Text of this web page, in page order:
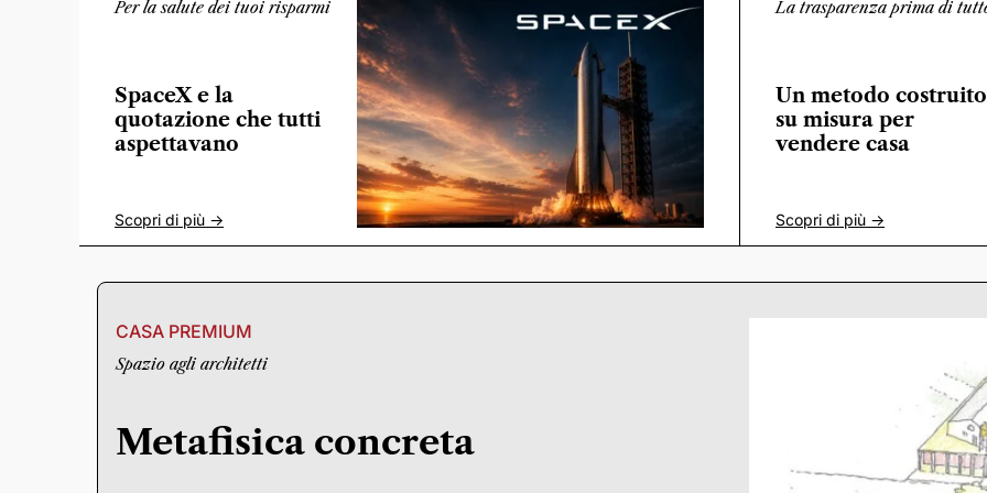
Per la salute dei tuoi risparmi
SpaceX e la
quotazione che tutti
aspettavano
Scopri di più ->
La trasparenza prima di
Un metodo costruito
su misura per
vendere casa
Scopri di più ->
CASA PREMIUM
Spazio agli architetti
Metafisica concreta